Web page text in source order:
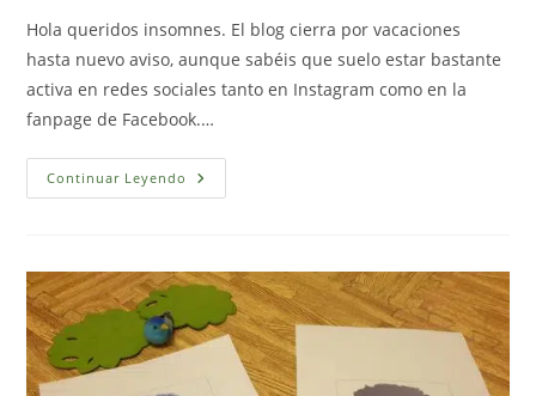
entrada:
Hola queridos insomnes. El blog cierra por vacaciones
hasta nuevo aviso, aunque sabéis que suelo estar bastante
activa en redes sociales tanto en Instagram como en la
fanpage de Facebook.…
Continuar Leyendo Animales
De
Velocidad
Gratuito
Descargable
Para
Vacaciones)